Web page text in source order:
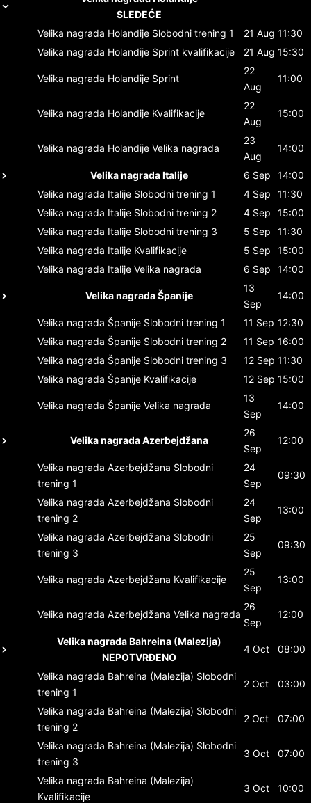
SLEDEĆE
Velika nagrada Holandije Slobodni trening 1 21 Aug 11:30
Velika nagrada Holandije Sprint kvalifikacije 21 Aug 15:30
Velika nagrada Holandije Sprint
22
Aug
11:00
Velika nagrada Holandije Kvalifikacije
22
Aug
15:00
Velika nagrada Holandije Velika nagrada
23
Aug
14:00
Velika nagrada Italije 6 Sep
14:00
Velika nagrada Italije Slobodni trening 1 4 Sep
11:30
Velika nagrada Italije Slobodni trening 2 4 Sep
15:00
Velika nagrada Italije Slobodni trening 3 5 Sep
11:30
Velika nagrada Italije Kvalifikacije 5 Sep
15:00
Velika nagrada Italije Velika nagrada 6 Sep 14:00
Velika nagrada Španije
13
Sep
14:00
Velika nagrada Španije Slobodni trening 1 11 Sep 12:30
Velika nagrada Španije Slobodni trening 2 11 Sep 16:00
Velika nagrada Španije Slobodni trening 3 12 Sep 11:30
Velika nagrada Španije Kvalifikacije 12 Sep 15:00
Velika nagrada Španije Velika nagrada
13
Sep
14:00
Velika nagrada Azerbejdžana
26
Sep
12:00
Velika nagrada Azerbejdžana Slobodni
trening 1
24
Sep
09:30
Velika nagrada Azerbejdžana Slobodni
trening 2
24
Sep
13:00
Velika nagrada Azerbejdžana Slobodni
trening 3
25
Sep
09:30
Velika nagrada Azerbejdžana Kvalifikacije
25
Sep
13:00
Velika nagrada Azerbejdžana Velika nagrada
26
Sep
12:00
Velika nagrada Bahreina (Malezija)
NEPOTVRĐENO
4 Oct 08:00
Velika nagrada Bahreina (Malezija) Slobodni
trening 1
2 Oct 03:00
Velika nagrada Bahreina (Malezija) Slobodni
trening 2
2 Oct 07:00
Velika nagrada Bahreina (Malezija) Slobodni
trening 3
3 Oct 07:00
Velika nagrada Bahreina (Malezija)
Kvalifikacije
3 Oct 10:00